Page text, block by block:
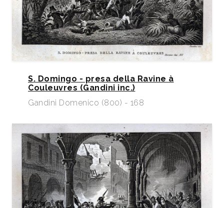
S. Domingo - presa della Ravine à
Couleuvres (Gandini inc.)
Gandini Domenico (800) - 168